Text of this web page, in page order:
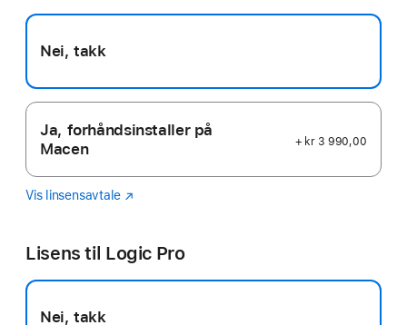
Nei, takk
Ja, forhåndsinstaller på
Macen
+ kr 3 990,00
Vis linsensavtale Final
(Åpnes
vindu)
Lisens til Logic Pro
Nei, takk